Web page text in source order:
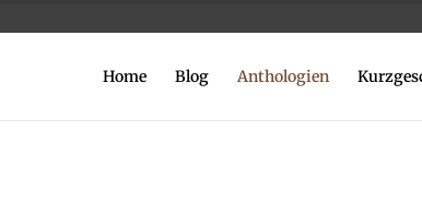
Home Blog Anthologien